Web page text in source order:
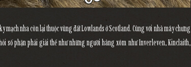
nha còn lại thuộc vùng đất Lowlands ở Scotland. Cùng với nhà máy chưng
số phận phải giải thể như những người hàng xóm như Inverleven, Kinclaith,